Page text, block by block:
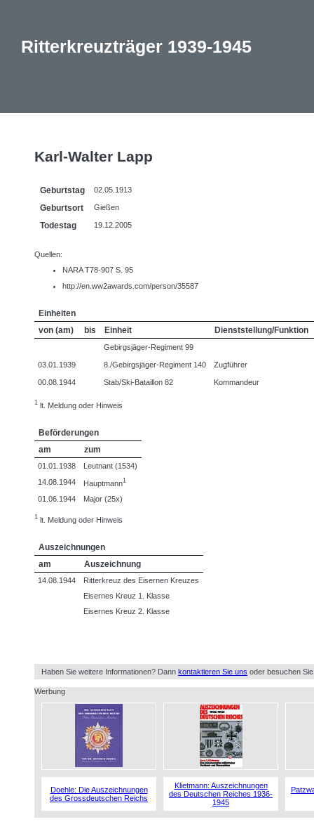
Ritterkreuzträger 1939-1945
Karl-Walter Lapp
Geburtstag 02.05.1913
Geburtsort Gießen
Todestag 19.12.2005
Quellen:
NARA T78-907 S. 95
http://en.ww2awards.com/person/35587
Einheiten
von (am)
bis Einheit Dienststellung/Funktion
Gebirgsjäger-Regiment 99
03.01.1939 8./Gebirgsjäger-Regiment 140 Zugführer
00.08.1944 Stab/Ski-Bataillon 82 Kommandeur
1 lt. Meldung oder Hinweis
Beförderungen
am
zum
01.01.1938
Leutnant (1534)
14.08.1944
Hauptmann1
01.06.1944 Major (25x)
1 lt. Meldung oder Hinweis
Auszeichnungen
am
Auszeichnung
14.08.1944
Ritterkreuz des Eisernen Kreuzes
Eisernes Kreuz 1. Klasse
Eisernes Kreuz 2. Klasse
Haben Sie weitere Informationen? Dann kontaktieren Sie uns oder besuchen
Werbung
Doehle: Die Auszeichnungen
des Grossdeutschen Reichs
Klietmann: Auszeichnungen
des Deutschen Reiches 1936-
1945